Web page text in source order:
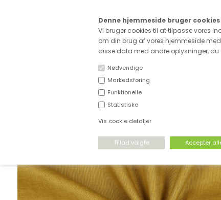
Denne hjemmeside bruger cookies
Vi bruger cookies til at tilpasse vores
om din brug af vores hjemmeside
disse data med andre oplysninger, du
Nødvendige
Markedsføring
Funktionelle
Statistiske
Vis cookie detaljer
Fri fragt ved køb for
DEADSTOCK